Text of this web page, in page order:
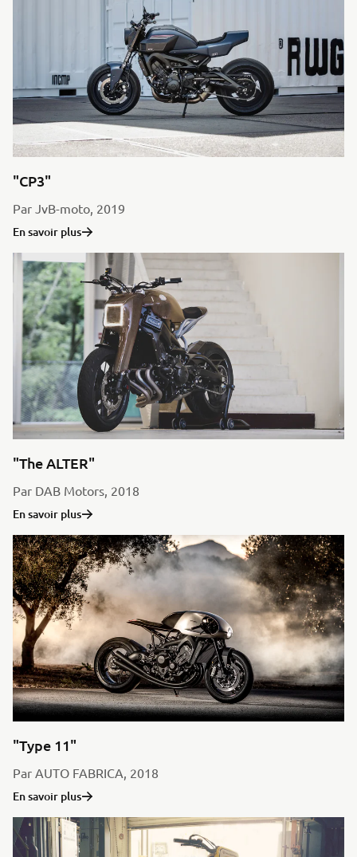
"CP3"
Par JvB-moto, 2019
En savoir plus
"The ALTER"
Par DAB Motors, 2018
En savoir plus
"Type 11"
Par AUTO FABRICA, 2018
En savoir plus